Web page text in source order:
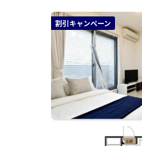
割引キャンペーン